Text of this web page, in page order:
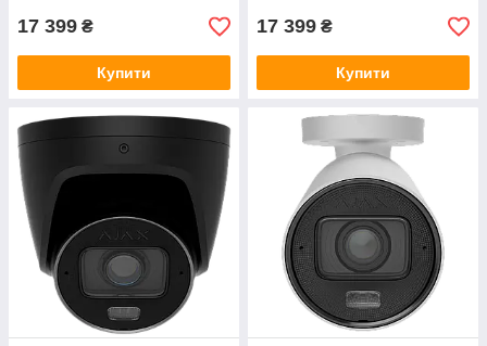
17 399 ₴
Купити
17 399 ₴
Купити